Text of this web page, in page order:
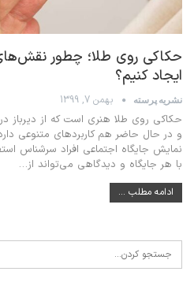
حکاکی روی طلا؛ چطور
ایجاد کنیم؟
نشریه پرسته بهمن 7, 1399
حکاکی روی طلا هنری است که از دیرباز
و در حال حاضر هم کاربردهای متنوعی
نمایش جایگاه اجتماعی افراد سرشناس
با هر جایگاه و دیدگاهی می‌تواند از…
ادامه مطلب ...